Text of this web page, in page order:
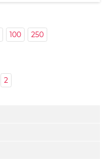
100 250
2